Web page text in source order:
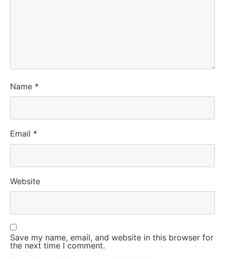
Name *
Email *
Website
Save my name, email, and website in this browser for
the next time I comment.